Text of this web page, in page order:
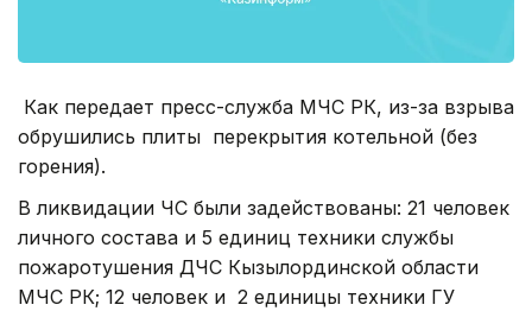
Как передает пресс-служба МЧС РК, из-за взрыва
обрушились плиты перекрытия котельной (без
горения).
В ликвидации ЧС были задействованы: 21 человек
личного состава и 5 единиц техники службы
пожаротушения ДЧС Кызылординской области
МЧС РК; 12 человек и 2 единицы техники ГУ